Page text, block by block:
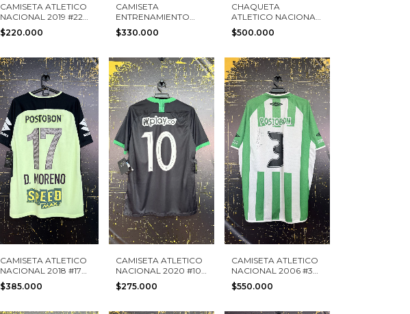
CAMISETA ATLETICO
NACIONAL 2019 #22
NIKE TALLA S
$220.000
CAMISETA
ENTRENAMIENTO
ATLETICO NACIONAL
2022 NIKE TALLA S
$330.000
CHAQUETA
ATLETICO NACIONAL
2009 ADIDAS TALLA
M
$500.000
CAMISETA ATLETICO
NACIONAL 2018 #17
D. MORENO NIKE
TALLA S NUEVA
$385.000
CAMISETA ATLETICO
NACIONAL 2020 #10
NIKE TALLA M NUEVA
$275.000
CAMISETA ATLETICO
NACIONAL 2006 #3
UMBRO TALLA XL
AUTOGRAFIADA
$550.000